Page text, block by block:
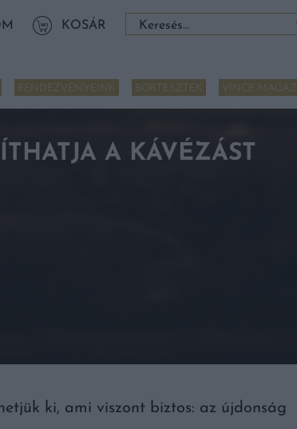
KOSÁR Keresés:
RENDEZVÉNYEINK BORTESZTEK VINCE
A KÁVÉZÁST
ki, ami viszont biztos: az újdonság